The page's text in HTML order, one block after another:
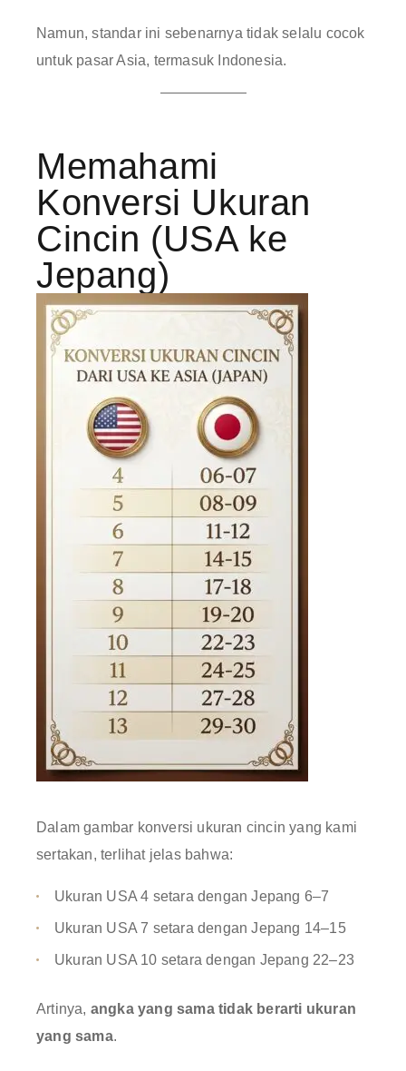
Namun, standar ini sebenarnya tidak selalu cocok
untuk pasar Asia, termasuk Indonesia.
Memahami
Konversi Ukuran
Cincin (USA ke
Jepang)
Dalam gambar konversi ukuran cincin yang kami
sertakan, terlihat jelas bahwa:
Ukuran USA 4 setara dengan Jepang 6–7
Ukuran USA 7 setara dengan Jepang 14–15
Ukuran USA 10 setara dengan Jepang 22–23
Artinya, angka yang sama tidak berarti ukuran
yang sama.